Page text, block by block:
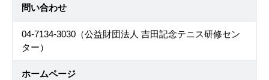
問い合わせ
04-7134-3030（公益財団法人 吉田記念テニス研修セン
ター）
ホームページ